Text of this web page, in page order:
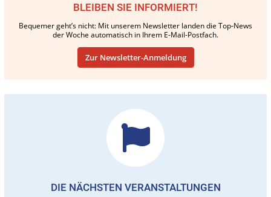
BLEIBEN SIE INFORMIERT!
Bequemer geht’s nicht: Mit unserem Newsletter landen die Top-News
der Woche automatisch in Ihrem E-Mail-Postfach.
Zur Newsletter-Anmeldung
DIE NÄCHSTEN VERANSTALTUNGEN